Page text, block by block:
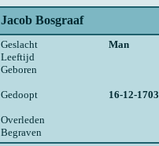
Jacob Bosgraaf
Geslacht
Man
Leeftijd
Geboren
Gedoopt 16-12-1703
Overleden
Begraven